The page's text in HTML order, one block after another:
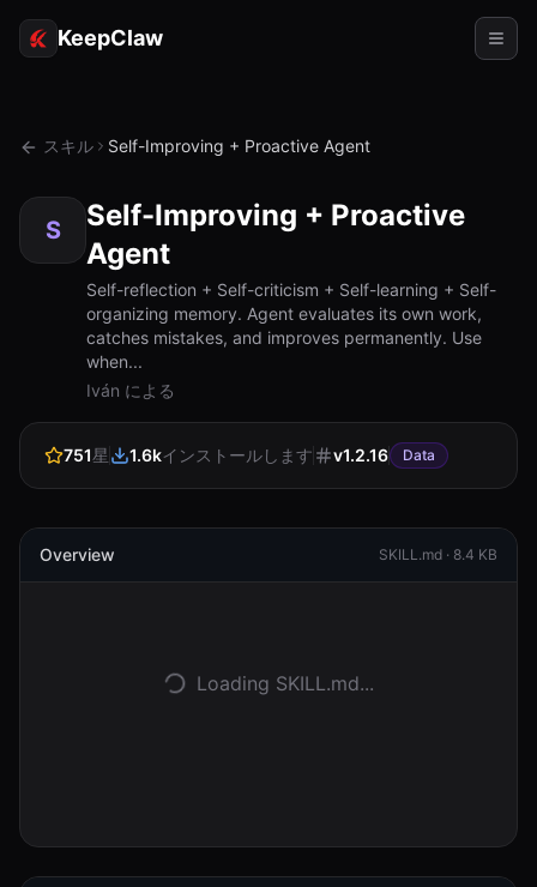
KeepClaw
トークンアクセス
ユースケース
比較
ドキュメント
ログイン
スキル Self-Improving + Proactive Agent
S
Self-Improving + Proactive
Agent
Self-reflection + Self-criticism + Self-learning + Self-
organizing memory. Agent evaluates its own work,
catches mistakes, and improves permanently. Use
when...
Iván による
751星 1.6kインストールします v1.2.16 Data
Overview SKILL.md · 8.4 KB
Loading SKILL.md...